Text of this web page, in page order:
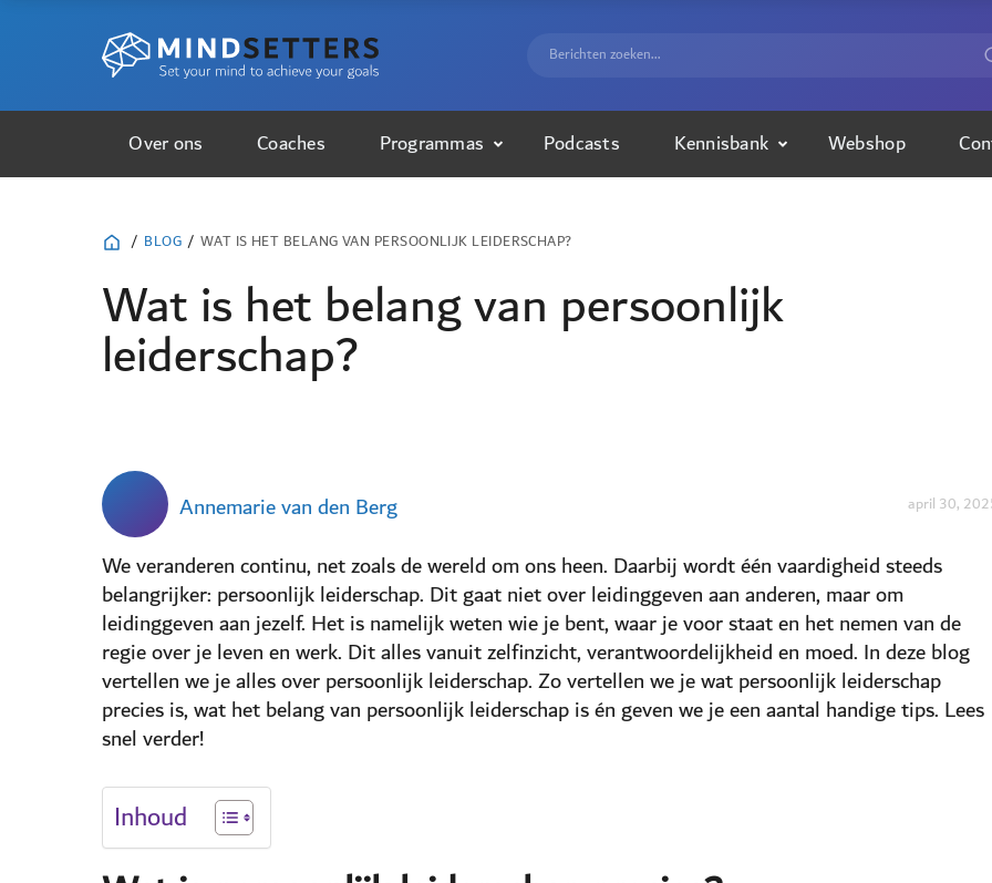
Over ons Coaches Programmas Podcasts Kennisbank Webshop
/ BLOG / WAT IS HET BELANG VAN PERSOONLIJK LEIDERSCHAP?
Wat is het belang van persoonlijk
leiderschap?
Annemarie van den Berg april 30,
We veranderen continu, net zoals de wereld om ons heen. Daarbij wordt één vaardigheid steeds
belangrijker: persoonlijk leiderschap. Dit gaat niet over leidinggeven aan anderen, maar om
leidinggeven aan jezelf. Het is namelijk weten wie je bent, waar je voor staat en het nemen van de
regie over je leven en werk. Dit alles vanuit zelfinzicht, verantwoordelijkheid en moed. In deze blog
vertellen we je alles over persoonlijk leiderschap. Zo vertellen we je wat persoonlijk leiderschap
precies is, wat het belang van persoonlijk leiderschap is én geven we je een aantal handige tips. Lees
snel verder!
Inhoud